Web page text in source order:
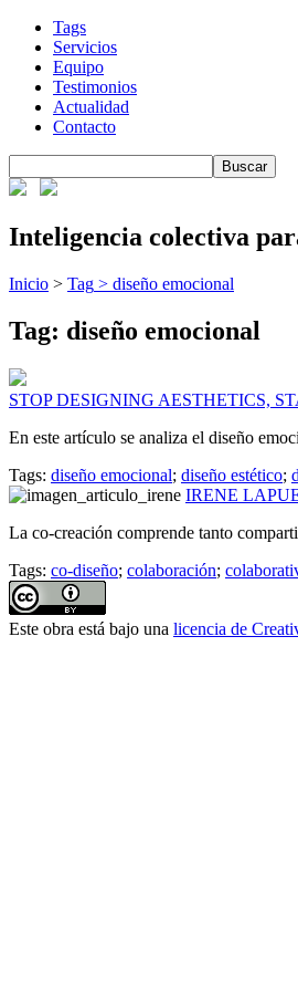
Tags
Servicios
Equipo
Testimonios
Actualidad
Contacto
Inteligencia colectiva
Inicio > Tag > diseño emocional
Tag: diseño emocional
STOP DESIGNING AESTHETICS,
En este artículo se analiza el diseño
Tags: diseño emocional; diseño estético;
IRENE
La co-creación comprende tanto
Tags: co-diseño; colaboración;
Este obra está bajo una licencia de